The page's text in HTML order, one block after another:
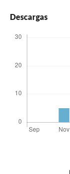
Descargas